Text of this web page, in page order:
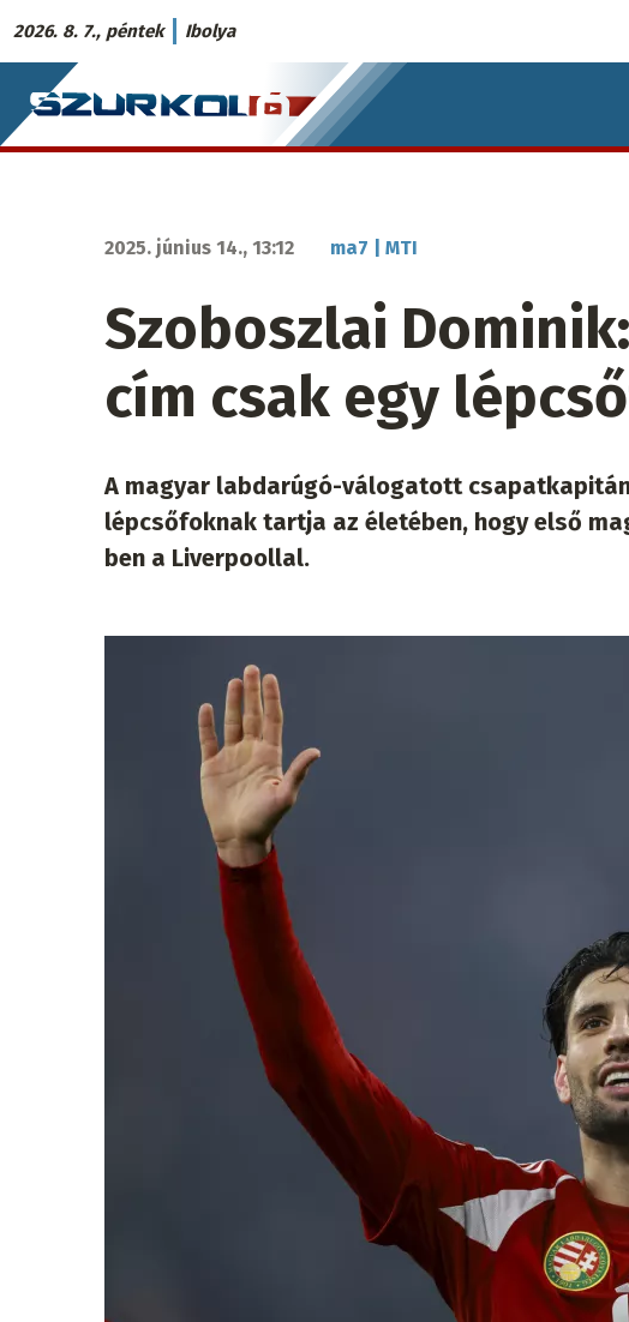
Ugrás
a
tartalomra
2026. 8. 7., péntek Ibolya
Szurkoló.sk
fő
2025. június 14., 13:12 ma7 | MTI
Szoboszlai
cím csak egy
A magyar labdarúgó-válogatott
lépcsőfoknak tartja az életében, hogy első
ben a Liverpoollal.